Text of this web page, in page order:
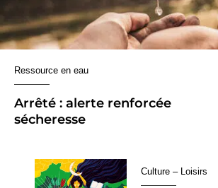
Ressource en eau
Arrêté : alerte renforcée
sécheresse
Culture – Loisirs